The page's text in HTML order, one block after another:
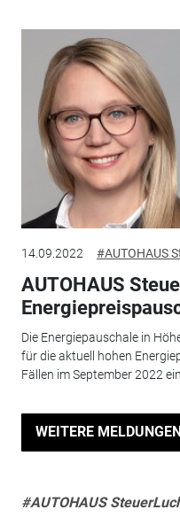
14.09.2022 #AUTOHAUS
AUTOHAUS
Die Energiepauschale in
für die aktuell hohen
Fällen im September 2022
WEITERE MELDUNGEN
#AUTOHAUS